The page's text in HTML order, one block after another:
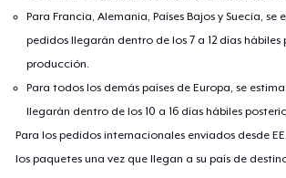
Para Francia, Alemania, Países Bajos y Suecia, se
pedidos llegarán dentro de los 7 a 12 días hábiles
producción.
Para todos los demás países de Europa, se
llegarán dentro de los 10 a 16 días hábiles
Para los pedidos internacionales enviados desde
los paquetes una vez que llegan a su país de